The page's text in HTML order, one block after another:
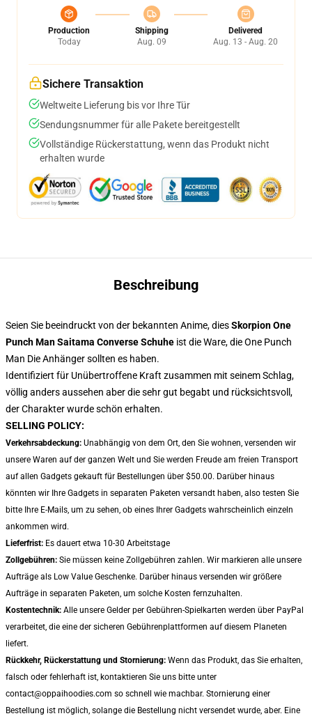
Production
Today
Shipping
Aug. 09
Delivered
Aug. 13 - Aug. 20
Sichere Transaktion
Weltweite Lieferung bis vor Ihre Tür
Sendungsnummer für alle Pakete bereitgestellt
Vollständige Rückerstattung, wenn das Produkt nicht
erhalten wurde
Beschreibung
Seien Sie beeindruckt von der bekannten Anime, diesSkorpion One
Punch Man Saitama Converse Schuhe ist die Ware, die One Punch
Man Die Anhänger sollten es haben.
Identifiziert für Unübertroffene Kraft zusammen mit seinem Schlag,
völlig anders aussehen aber die sehr gut begabt und rücksichtsvoll,
der Charakter wurde schön erhalten.
SELLING POLICY:
Verkehrsabdeckung: Unabhängig von dem Ort, den Sie wohnen, versenden wir
unsere Waren auf der ganzen Welt und Sie werden Freude am freien Transport
auf allen Gadgets gekauft für Bestellungen über $50.00. Darüber hinaus
könnten wir Ihre Gadgets in separaten Paketen versandt haben, also testen Sie
bitte Ihre E-Mails, um zu sehen, ob eines Ihrer Gadgets wahrscheinlich einzeln
ankommen wird.
Lieferfrist: Es dauert etwa 10-30 Arbeitstage
Zollgebühren: Sie müssen keine Zollgebühren zahlen. Wir markieren alle unsere
Aufträge als Low Value Geschenke. Darüber hinaus versenden wir größere
Aufträge in separaten Paketen, um solche Kosten fernzuhalten.
Kostentechnik: Alle unsere Gelder per Gebühren-Spielkarten werden über PayPal
verarbeitet, die eine der sicheren Gebührenplattformen auf diesem Planeten
liefert.
Rückkehr, Rückerstattung und Stornierung: Wenn das Produkt, das Sie erhalten,
falsch oder fehlerhaft ist, kontaktieren Sie uns bitte unter
contact@oppaihoodies.com so schnell wie machbar. Stornierung einer
Bestellung ist möglich, solange die Bestellung nicht versendet wurde, aber. Eine